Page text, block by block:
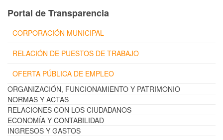
Portal de Transparencia
CORPORACIÓN MUNICIPAL
RELACIÓN DE PUESTOS DE TRABAJO
OFERTA PÚBLICA DE EMPLEO
ORGANIZACIÓN, FUNCIONAMIENTO Y PATRIMONIO
NORMAS Y ACTAS
RELACIONES CON LOS CIUDADANOS
ECONOMÍA Y CONTABILIDAD
INGRESOS Y GASTOS